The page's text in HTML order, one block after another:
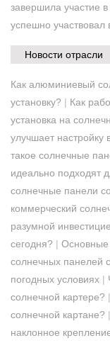
завершила участие
успешно участвовал
Новости отрасли
Как алюминиевый
установку? | Как
установка на
улучшает настройку
такое солнечные
идеально подходят
солнечные панели
коммерческий
разумной
сегодня? | Основные
солнечных панелей
погодных условиях |
солнечной картере? |
солнечной картане? |
наклонное